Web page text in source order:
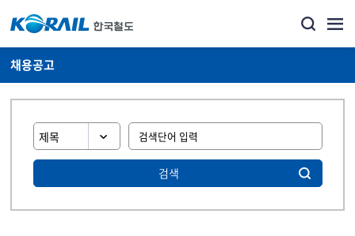
채용공고
검색